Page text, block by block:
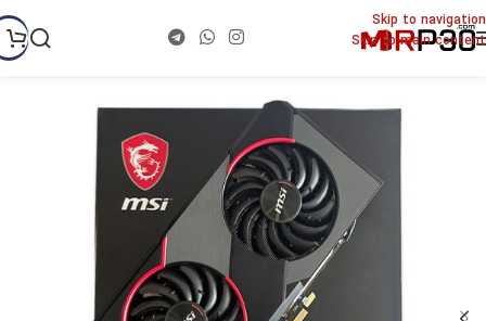
Skip to navigation
Skip to main content